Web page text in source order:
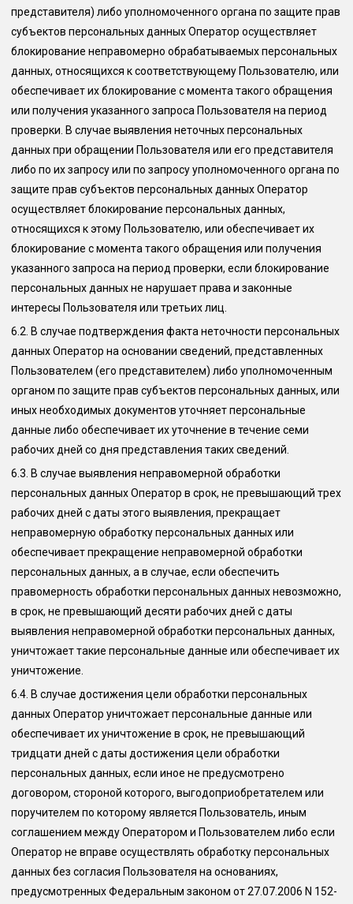
представителя) либо уполномоченного органа по защите прав
субъектов персональных данных Оператор осуществляет
блокирование неправомерно обрабатываемых персональных
данных, относящихся к соответствующему Пользователю, или
обеспечивает их блокирование с момента такого обращения
или получения указанного запроса Пользователя на период
проверки. В случае выявления неточных персональных
данных при обращении Пользователя или его представителя
либо по их запросу или по запросу уполномоченного органа по
защите прав субъектов персональных данных Оператор
осуществляет блокирование персональных данных,
относящихся к этому Пользователю, или обеспечивает их
блокирование с момента такого обращения или получения
указанного запроса на период проверки, если блокирование
персональных данных не нарушает права и законные
интересы Пользователя или третьих лиц.
6.2. В случае подтверждения факта неточности персональных
данных Оператор на основании сведений, представленных
Пользователем (его представителем) либо уполномоченным
органом по защите прав субъектов персональных данных, или
иных необходимых документов уточняет персональные
данные либо обеспечивает их уточнение в течение семи
рабочих дней со дня представления таких сведений.
6.3. В случае выявления неправомерной обработки
персональных данных Оператор в срок, не превышающий трех
рабочих дней с даты этого выявления, прекращает
неправомерную обработку персональных данных или
обеспечивает прекращение неправомерной обработки
персональных данных, а в случае, если обеспечить
правомерность обработки персональных данных невозможно,
в срок, не превышающий десяти рабочих дней с даты
выявления неправомерной обработки персональных данных,
уничтожает такие персональные данные или обеспечивает их
уничтожение.
6.4. В случае достижения цели обработки персональных
данных Оператор уничтожает персональные данные или
обеспечивает их уничтожение в срок, не превышающий
тридцати дней с даты достижения цели обработки
персональных данных, если иное не предусмотрено
договором, стороной которого, выгодоприобретателем или
поручителем по которому является Пользователь, иным
соглашением между Оператором и Пользователем либо если
Оператор не вправе осуществлять обработку персональных
данных без согласия Пользователя на основаниях,
предусмотренных Федеральным законом от 27.07.2006 N 152-